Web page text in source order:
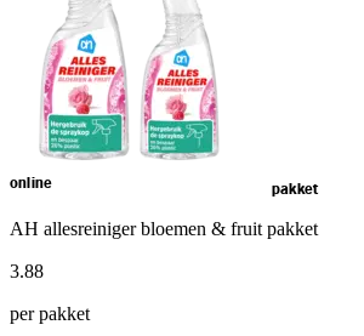
online pakket
AH allesreiniger bloemen & fruit pakket
3.88
per pakket